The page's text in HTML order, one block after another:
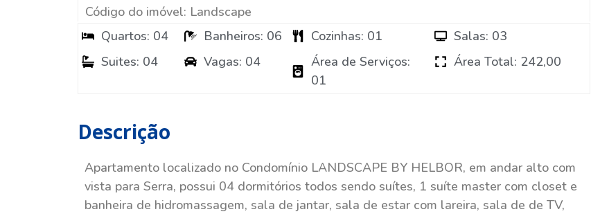
Código do imóvel: Landscape
Quartos: 04
Suites: 04
Banheiros: 06
Vagas: 04
Cozinhas: 01
Área de Serviços:
01
Salas: 03
Área Total: 242,00
Descrição
Apartamento localizado no Condomínio LANDSCAPE BY HELBOR, em andar alto com
vista para Serra, possui 04 dormitórios todos sendo suítes, 1 suíte master com closet e
banheira de hidromassagem, sala de jantar, sala de estar com lareira, sala de de TV,